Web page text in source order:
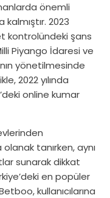
önemli
2023
kontrolündeki şans
Piyango İdaresi ve
yönetilmesinde
2022 yılında
online kumar
tanırken, aynı
sunarak dikkat
en popüler
kullanıcılarına